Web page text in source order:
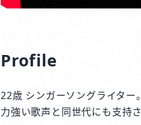
Profile
22歳 シンガーソングライター。
力強い歌声と同世代にも支持